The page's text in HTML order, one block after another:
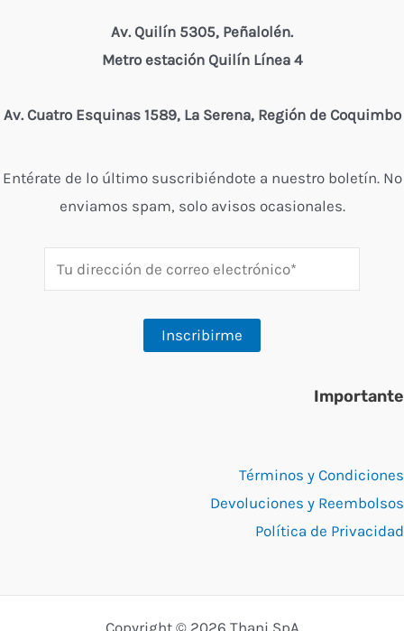
Av. Quilín 5305, Peñalolén.
Metro estación Quilín Línea 4
Av. Cuatro Esquinas 1589, La Serena, Región de Coquimbo
Entérate de lo último suscribiéndote a nuestro boletín. No
enviamos spam, solo avisos ocasionales.
Importante
Términos y Condiciones
Devoluciones y Reembolsos
Política de Privacidad
Copyright © 2026 Thani SpA